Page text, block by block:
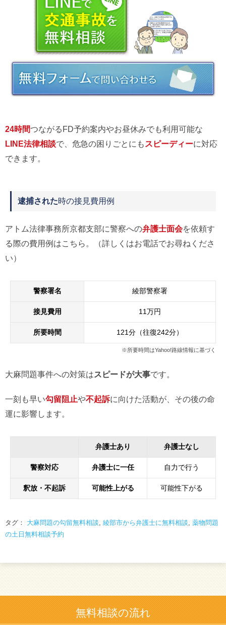
24時間つながるFD予約案内やお昼休みでも利用可能な
LINE法律相談で、危急の困りごとにも スピーディーに対応
できます。
逮捕された時の接見費用例
アトム法律事務所京都支部に警察への弁護士面会を依頼す
る際の費用例はこちら。（詳しくはお電話でお尋ねくださ
い）
警察署名 綾部警察署
接見費用 11万円
所要時間 121分（往復242分）
※所要時間はYahoo!路線情報に基づく
大麻問題事件への対策はスピードが大事です。
一刻も早い勾留阻止や不起訴に向けた活動が、その後の命
運に影響します。
弁護士あり 弁護士なし
警察対応 弁護士に一任 自力で行う
釈放・不起訴 可能性上がる 可能性下がる
タグ： 大麻問題の勾留無料相談, 綾部市から弁護士に無料相談, 薬物問題
の土日無料相談予約
無料相談の流れ